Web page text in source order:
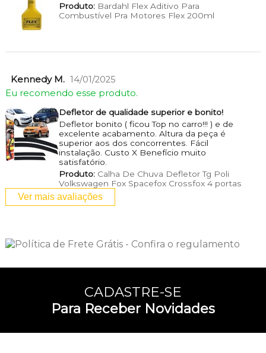
Produto:Bardahl Flex Aditivo Para
Combustível Pra Motores Flex 200ml
Kennedy M. 14/01/2025
Eu recomendo esse produto.
Defletor de qualidade superior e bonito!
Defletor bonito ( ficou Top no carro!!! ) e de
excelente acabamento. Altura da peça é
superior aos dos concorrentes. Fácil
instalação. Custo X Benefício muito
satisfatório.
Produto:Calha De Chuva Defletor Tg Poli
Volkswagen Fox Spacefox Crossfox 4 portas
Ver mais avaliações
CADASTRE-SE
Para Receber Novidades